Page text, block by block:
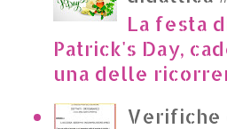
La festa
Patrick's Day,
una delle
Verifiche